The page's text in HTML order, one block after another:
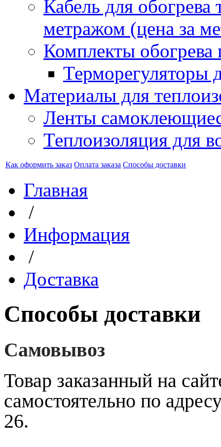
Кабель для обогрева
метражом (цена за
Комплекты обогрева
Терморегуляторы
Материалы для
Ленты
Теплоизоляция для
Как оформить заказ Оплата заказа Способы доставки
Главная
/
Информация
/
Доставка
Способы доставки
Самовывоз
Товар заказанный на
самостоятельно по
26.